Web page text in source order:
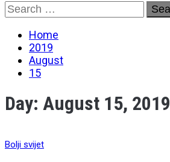
Skip
to
content
Search
for:
Home
2019
August
15
Day: August 15, 2019
Bolji svijet